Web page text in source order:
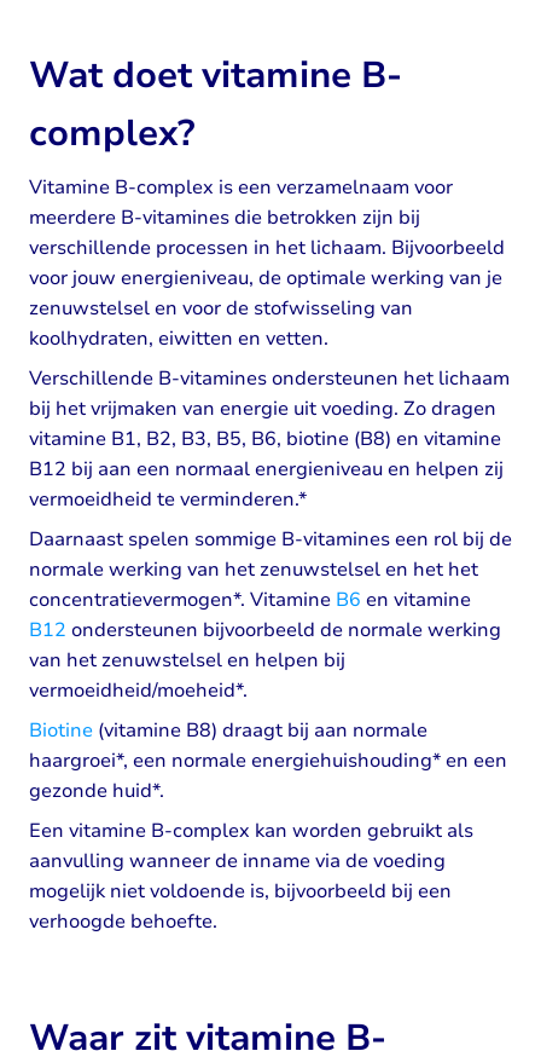
Wat doet vitamine B-
complex?
Vitamine B-complex is een verzamelnaam voor
meerdere B-vitamines die betrokken zijn bij
verschillende processen in het lichaam. Bijvoorbeeld
voor jouw energieniveau, de optimale werking van je
zenuwstelsel en voor de stofwisseling van
koolhydraten, eiwitten en vetten.
Verschillende B-vitamines ondersteunen het lichaam
bij het vrijmaken van energie uit voeding. Zo dragen
vitamine B1, B2, B3, B5, B6, biotine (B8) en vitamine
B12 bij aan een normaal energieniveau en helpen zij
vermoeidheid te verminderen.*
Daarnaast spelen sommige B-vitamines een rol bij de
normale werking van het zenuwstelsel en het het
concentratievermogen*. Vitamine B6 en vitamine
B12 ondersteunen bijvoorbeeld de normale werking
van het zenuwstelsel en helpen bij
vermoeidheid/moeheid*.
Biotine (vitamine B8) draagt bij aan normale
haargroei*, een normale energiehuishouding* en een
gezonde huid*.
Een vitamine B-complex kan worden gebruikt als
aanvulling wanneer de inname via de voeding
mogelijk niet voldoende is, bijvoorbeeld bij een
verhoogde behoefte.
Waar zit vitamine B-